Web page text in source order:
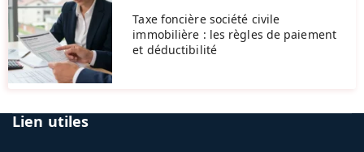
Taxe foncière société civile
immobilière : les règles de paiement
et déductibilité
Lien utiles